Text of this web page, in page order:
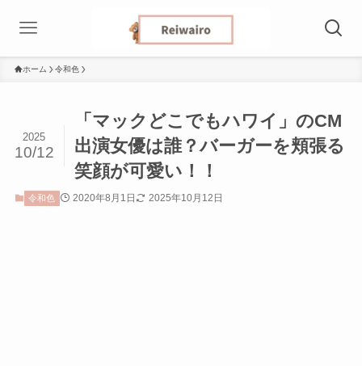
ホーム 令和色
「マックどこでもハワイ」のCM
出演女優は誰？バーガーを頬張る
笑顔が可愛い！！
2025
10/12
令和色 2020年8月1日 2025年10月12日